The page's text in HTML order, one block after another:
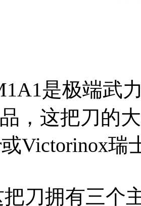
是极端武
，这把刀的
或Victorinox瑞
拥有三个主